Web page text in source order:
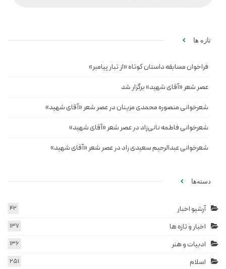
تازه ها
فراخوان مسابقه داستان کوتاه «از تبار پیامبر»
عصر شعر «آقای شهید» برگزار شد
شعرخوانی منصوره محمدی مزینان در عصر شعر «آقای شهید»
شعرخوانی فاطمه نانی‌زاد در عصر شعر «آقای شهید»
شعرخوانی عبدالرحیم سعیدی راد در عصر شعر «آقای شهید»
دسته‌ها
آرشیو اخبار 42
اخبار و تازه ها 137
ادبیات و هنر 136
اسلام 251